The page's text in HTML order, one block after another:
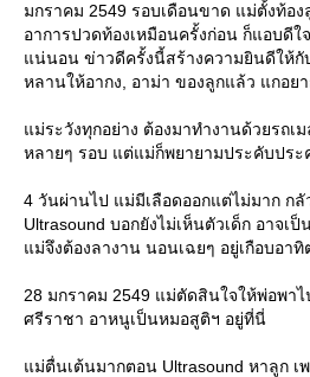
มกราคม 2549 รอบเดือนขาด แม่ตั้งท้อ
อาการปวดท้องเหมือนครั้งก่อน ก็แอบดีใ
น่นอน ข่าวดีครั้งนี้สร้างความยินดีให้กั
หลานให้อากง, อาม่า ของลูกแล้ว แกอย
ม่ระวังทุกอย่าง ต้องมาทำงานด้วยรถเ
หลายๆ รอบ แต่แม่ก็พยายามประคับประ
4 วันผ่านไป แม่มีเลือดออกแต่ไม่มาก ก
Ultrasound บอกยังไม่เห็นตัวเด็ก อาจเป็
ม่จึงต้องลางาน นอนเฉยๆ อยู่เกือบอาทิ
28 มกราคม 2549 แม่ตัดสินใจให้พ่อพา
ศรีราชา อาหนูเป็นหมอสูติฯ อยู่ที่นี่
ม่ตื่นเต้นมากตอน Ultrasound หาลูก เพ